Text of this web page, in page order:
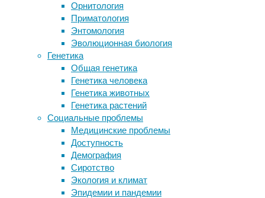
Орнитология
Приматология
Энтомология
Эволюционная биология
Генетика
Общая генетика
Генетика человека
Генетика животных
Генетика растений
Социальные проблемы
Медицинские проблемы
Доступность
Демография
Сиротство
Экология и климат
Эпидемии и пандемии
здоровья
сотрудников
является
главным
приоритетом
руководства
любого
индустриального
объекта.
Высокая
концентрация
сложного
оборудования,
находящегося